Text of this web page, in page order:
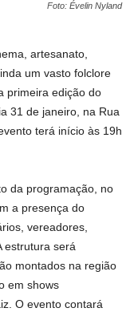
Foto: Évelin Nyland
artesanato,
um vasto folclore
primeira edição do
31 de janeiro, na Rua
terá início às 19h
da programação, no
a presença do
vereadores,
estrutura será
montados na região
em shows
O evento contará